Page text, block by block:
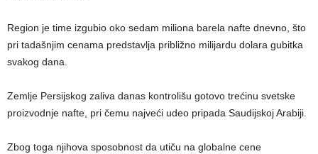
Region je time izgubio oko sedam miliona barela nafte dnevno, što
pri tadašnjim cenama predstavlja približno milijardu dolara gubitka
svakog dana.
Zemlje Persijskog zaliva danas kontrolišu gotovo trećinu svetske
proizvodnje nafte, pri čemu najveći udeo pripada Saudijskoj Arabiji.
Zbog toga njihova sposobnost da utiču na globalne cene